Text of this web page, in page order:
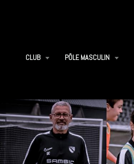
CLUB PÔLE MASCULIN